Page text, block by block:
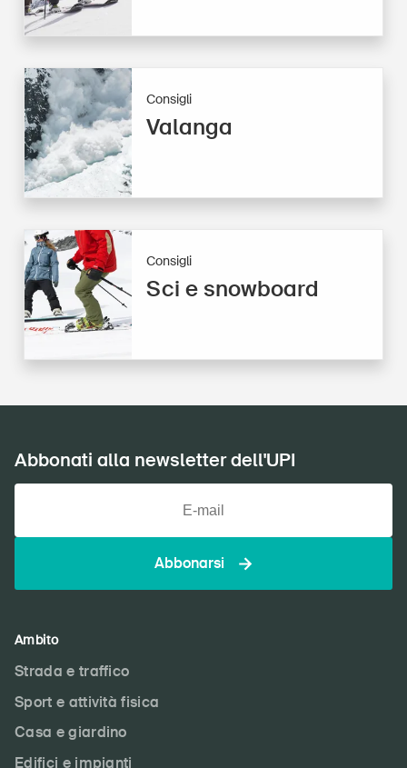
Consigli
Valanga
Consigli
Sci e snowboard
Abbonati alla newsletter dell'UPI
Abbonarsi
Ambito
Strada e traffico
Sport e attività fisica
Casa e giardino
Edifici e impianti